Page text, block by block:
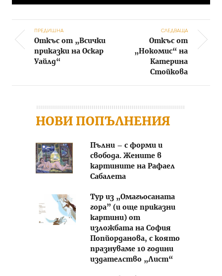
Post navigation
ПРЕДИШНА
Откъс от „Всички
приказки на Оскар
Уайлд“
СЛЕДВАЩА
Откъс от
„Нокомис“ на
Катерина
Стойкова
НОВИ ПОПЪЛНЕНИЯ
Пълни – с форми и
свобода. Жените в
картините на Рафаел
Сабалета
Тур из „Омагьосаната
гора” (и още приказни
картини) от
изложбата на София
Попйорданова, с която
празнуваме 10 години
издателство „Лист“